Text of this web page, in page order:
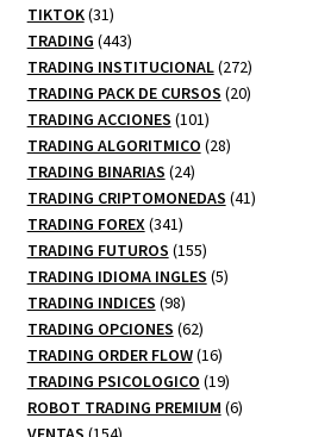
productos
TIKTOK 3131
productos
TRADING 443443
productos
TRADING INSTITUCIONAL 272272
productos
TRADING PACK DE CURSOS 2020
TRADING ACCIONES 101101
productos
TRADING ALGORITMICO 2828
TRADING BINARIAS 2424
productos
TRADING CRIPTOMONEDAS 4141
TRADING FOREX 341341
productos
TRADING FUTUROS 155155
productos
TRADING IDIOMA INGLES 55
TRADING INDICES 9898
productos
TRADING OPCIONES 6262
productos
TRADING ORDER FLOW 1616
productos
TRADING PSICOLOGICO 1919
productos
ROBOT TRADING PREMIUM 66
154